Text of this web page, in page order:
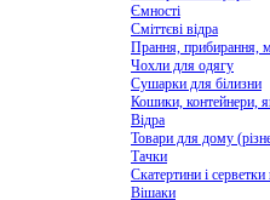
Ємності
Сміттєві відра
Прання, прибирання,
Чохли для одягу
Сушарки для білизни
Кошики, контейнери,
Відра
Товари для дому
Тачки
Скатертини і серветки
Вішаки